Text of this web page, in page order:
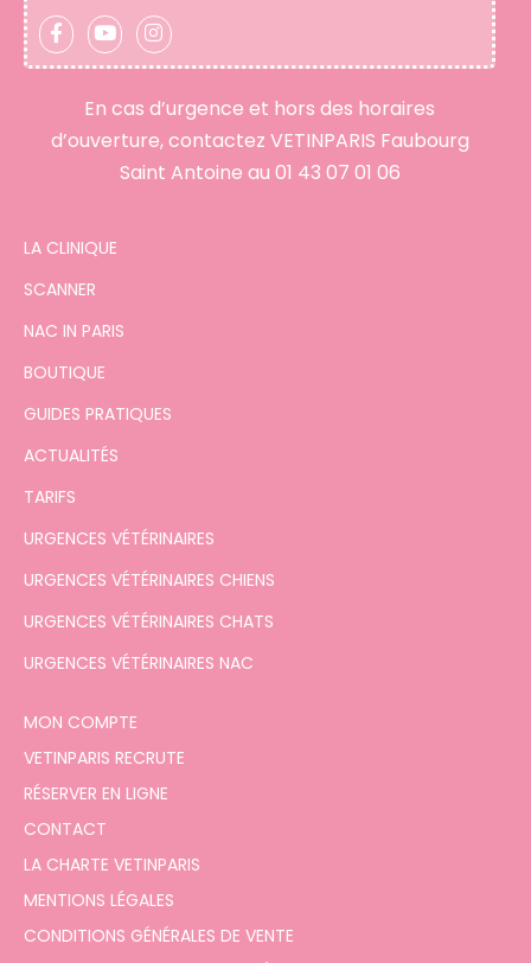
En cas d’urgence et hors des horaires
d’ouverture, contactez VETINPARIS Faubourg
Saint Antoine au 01 43 07 01 06
LA CLINIQUE
SCANNER
NAC IN PARIS
BOUTIQUE
GUIDES PRATIQUES
ACTUALITÉS
TARIFS
URGENCES VÉTÉRINAIRES
URGENCES VÉTÉRINAIRES CHIENS
URGENCES VÉTÉRINAIRES CHATS
URGENCES VÉTÉRINAIRES NAC
MON COMPTE
VETINPARIS RECRUTE
RÉSERVER EN LIGNE
CONTACT
LA CHARTE VETINPARIS
MENTIONS LÉGALES
CONDITIONS GÉNÉRALES DE VENTE